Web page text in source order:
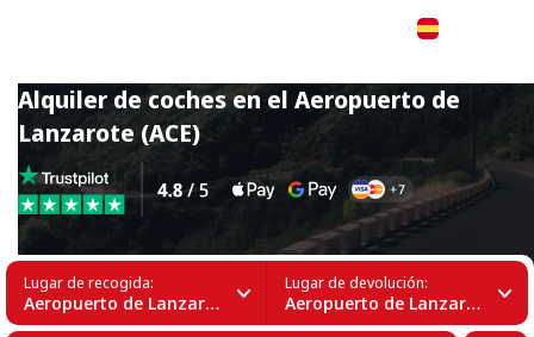
Alquiler de coches en el Aeropuerto de
Lanzarote (ACE)
Lugar de recogida:
Aeropuerto de Lanzarote (ACE)
Lugar de devolución:
Aeropuerto de Lanzarote (ACE)